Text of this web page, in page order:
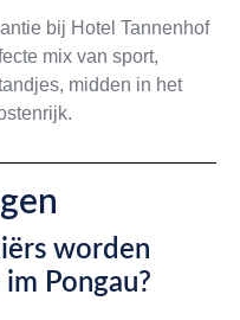
bij Hotel Tannenhof
mix van sport,
midden in het
worden
Pongau?